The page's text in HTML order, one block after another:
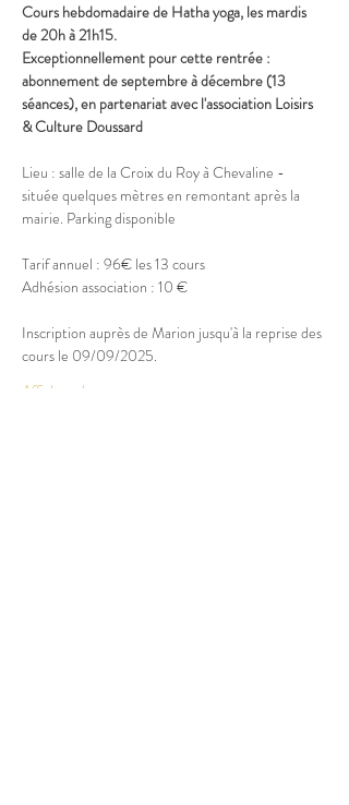
Cours hebdomadaire de Hatha yoga, les mardis
de 20h à 21h15.
Exceptionnellement pour cette rentrée :
abonnement de septembre à décembre (13
séances), en partenariat avec l'association Loisirs
& Culture Doussard
Lieu : salle de la Croix du Roy à Chevaline -
située quelques mètres en remontant après la
mairie. Parking disponible
Tarif annuel : 96€ les 13 cours
Adhésion association : 10 €
Inscription auprès de Marion jusqu'à la reprise des
cours le 09/09/2025.
Afficher plus